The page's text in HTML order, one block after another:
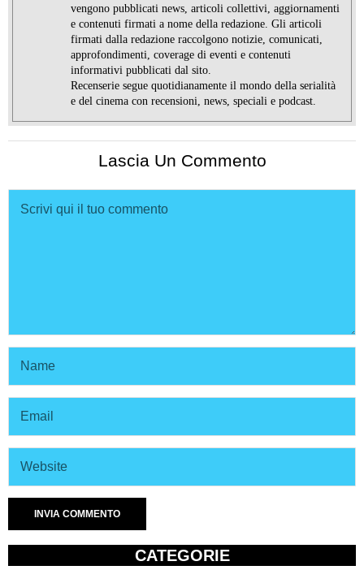
vengono pubblicati news, articoli collettivi, aggiornamenti
e contenuti firmati a nome della redazione. Gli articoli
firmati dalla redazione raccolgono notizie, comunicati,
approfondimenti, coverage di eventi e contenuti
informativi pubblicati dal sito.
Recenserie segue quotidianamente il mondo della serialità
e del cinema con recensioni, news, speciali e podcast.
Lascia Un Commento
CATEGORIE